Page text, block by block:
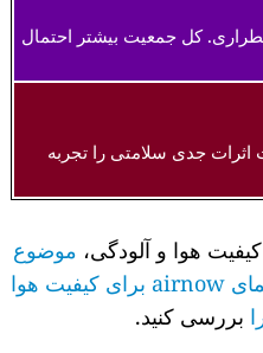
کل جمعیت بیشتر احتمال
جدی سلامتی را تجربه
هوا و آلودگی، موضوع
راهنمای airnow برای کیفیت هوا
بررسی کنید.